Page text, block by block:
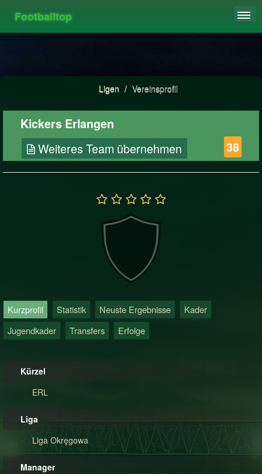
Footballtop
HIGHSCORE
Ligen / Vereinsprofil
Kickers Erlangen
Weiteres Team übernehmen 38
Kurzprofil Statistik Neuste Ergebnisse
Kader
Jugendkader
Transfers Erfolge
Kürzel
ERL
Liga
Liga Okręgowa
Manager